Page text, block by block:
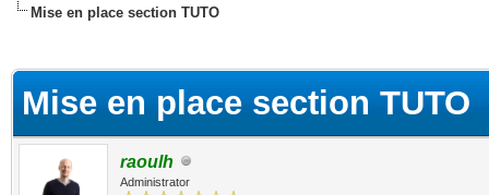
Mise en place section TUTO
Mise en place section TUTO
raoulh
Administrator